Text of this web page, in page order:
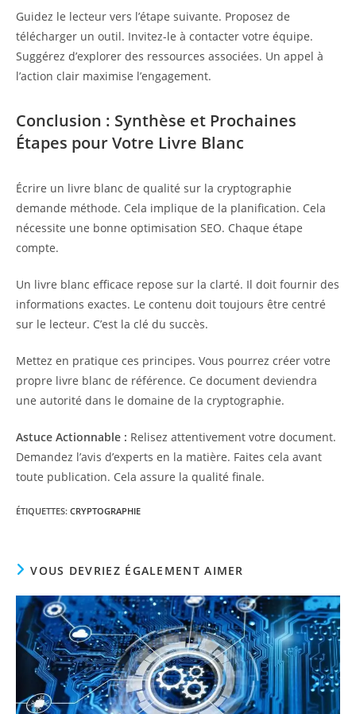
Guidez le lecteur vers l’étape suivante. Proposez de
télécharger un outil. Invitez-le à contacter votre équipe.
Suggérez d’explorer des ressources associées. Un appel à
l’action clair maximise l’engagement.
Conclusion : Synthèse et Prochaines
Étapes pour Votre Livre Blanc
Écrire un livre blanc de qualité sur la cryptographie
demande méthode. Cela implique de la planification. Cela
nécessite une bonne optimisation SEO. Chaque étape
compte.
Un livre blanc efficace repose sur la clarté. Il doit fournir des
informations exactes. Le contenu doit toujours être centré
sur le lecteur. C’est la clé du succès.
Mettez en pratique ces principes. Vous pourrez créer votre
propre livre blanc de référence. Ce document deviendra
une autorité dans le domaine de la cryptographie.
Astuce Actionnable : Relisez attentivement votre document.
Demandez l’avis d’experts en la matière. Faites cela avant
toute publication. Cela assure la qualité finale.
ÉTIQUETTES: CRYPTOGRAPHIE
VOUS DEVRIEZ ÉGALEMENT AIMER